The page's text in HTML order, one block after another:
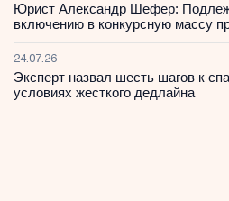
Юрист Александр Шефер:
включению в конкурсную массу
24.07.26
Эксперт назвал шесть шагов к
условиях жесткого дедлайна